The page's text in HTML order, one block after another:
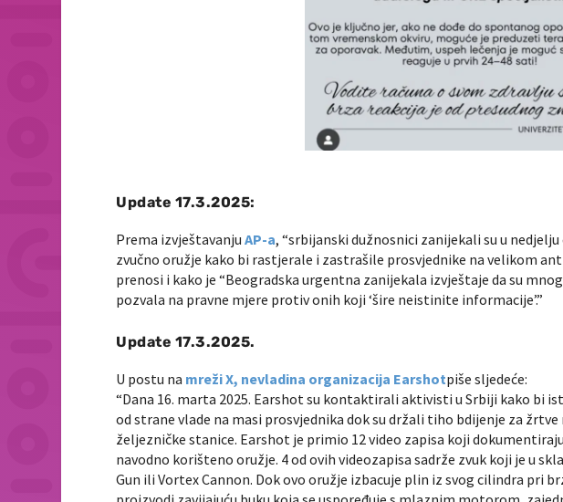
Update 17.3.2025:
Prema izvještavanjuAP-a, “srbijanski dužnosnici zanijekali su u
zvučno oružje kako bi rastjerale i zastrašile prosvjednike na velikom
prenosi i kako je “Beogradska urgentna zanijekala izvještaje da su
pozvala na pravne mjere protiv onih koji ‘šire neistinite informacije’.”
Update 17.3.2025.
U postu na mreži X, nevladina organizacija Earshotpiše sljedeće:
“Dana 16. marta 2025. Earshot su kontaktirali aktivisti u Srbiji kako bi
od strane vlade na masi prosvjednika dok su držali tiho bdijenje za
željezničke stanice. Earshot je primio 12 video zapisa koji
navodno korišteno oružje. 4 od ovih videozapisa sadrže zvuk koji je u
Gun ili Vortex Cannon. Dok ovo oružje izbacuje plin iz svog cilindra pri